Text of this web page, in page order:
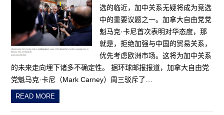
选的临近，加中关系无疑将成为竞选
中的重要议题之一。加拿大自由党党
魁马克·卡尼首次表明对华态度，那
就是，拒绝加强与中国的贸易关系，
优先考虑欧洲市场。这将为加中关系
的未来走向埋下诸多不确定性。 据环球邮报报道，加拿大自由党
党魁马克·卡尼（Mark Carney）周三驳斥了…
READ MORE